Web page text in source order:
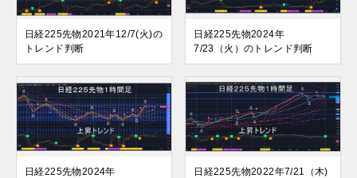
日経225先物2021年12/7(火)の
トレンド判断
日経225先物2024年
7/23（火）のトレンド判断
日経225先物2024年
日経225先物2022年7/21（木)